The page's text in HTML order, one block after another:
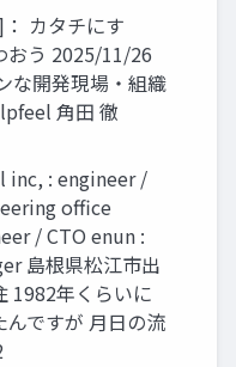
カタチにす
おう 2025/11/26
な開発現場‧組織
⾓⽥ 徹
inc, : engineer /
office
/ CTO enun :
島根県松江市出
1982年くらいに
ですが ⽉⽇の流